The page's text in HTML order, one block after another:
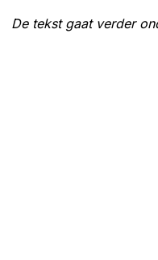
De tekst gaat verder